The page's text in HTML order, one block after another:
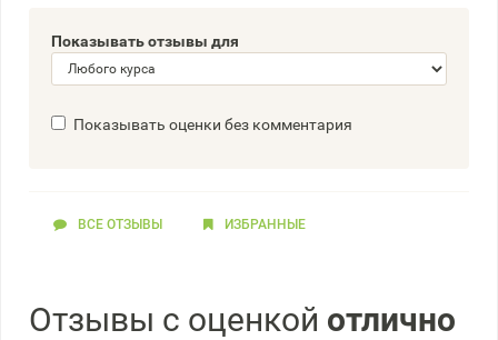
Показывать отзывы для
Показывать оценки без комментария
ВСЕ ОТЗЫВЫ ИЗБРАННЫЕ
Отзывы с оценкой отлично